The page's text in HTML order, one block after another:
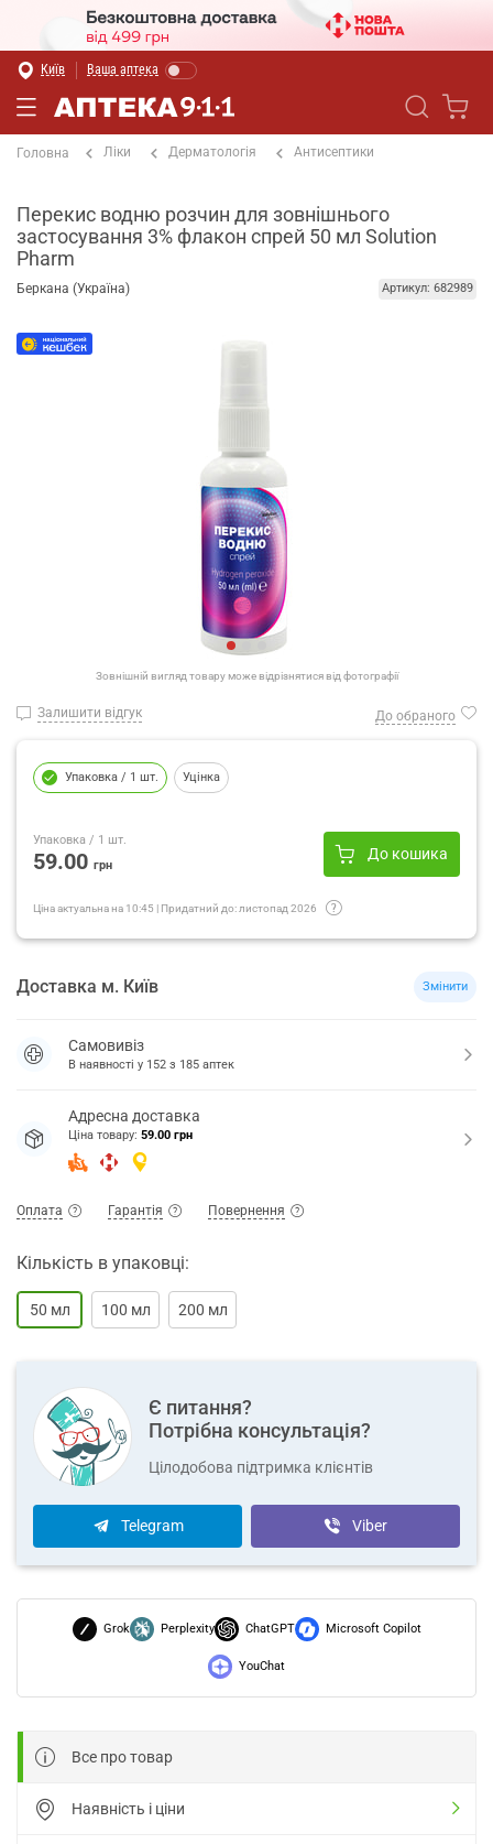
Київ Ваша аптека
Головна Ліки Дерматологія Антисептики
Перекис водню розчин для зовнішнього
застосування 3% флакон спрей 50 мл Solution
Pharm
Беркана (Україна) Артикул: 682989
Зовнішній вигляд товару може відрізнятися від фотографії
Залишити відгук До обраного
Упаковка / 1 шт. Уцінка
Упаковка / 1 шт.
59.00 грн
До кошика
Ціна актуальна на 10:45 | Придатний до: листопад 2026
Доставка м. Київ Змінити
Самовивіз
В наявності у 152 з 185 аптек
Адресна доставка
Ціна товару: 59.00 грн
Оплата Гарантія Повернення
Кількість в упаковці:
50 мл 100 мл 200 мл
Є питання?
Потрібна консультація?
Цілодобова підтримка клієнтів
Telegram Viber
Grok Perplexity ChatGPT Microsoft Copilot
YouChat
Все про товар
Наявність і ціни